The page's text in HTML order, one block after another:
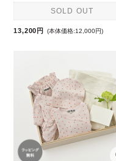
SOLD OUT
13,200円 (本体価格:12,000円)